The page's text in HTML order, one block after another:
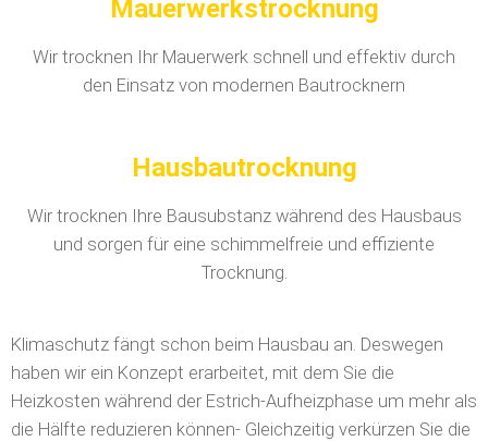
Mauerwerkstrocknung
Wir trocknen Ihr Mauerwerk schnell und effektiv durch
den Einsatz von modernen Bautrocknern
Hausbautrocknung
Wir trocknen Ihre Bausubstanz während des Hausbaus
und sorgen für eine schimmelfreie und effiziente
Trocknung.
Klimaschutz fängt schon beim Hausbau an. Deswegen
haben wir ein Konzept erarbeitet, mit dem Sie die
Heizkosten während der Estrich-Aufheizphase um mehr als
die Hälfte reduzieren können- Gleichzeitig verkürzen Sie die